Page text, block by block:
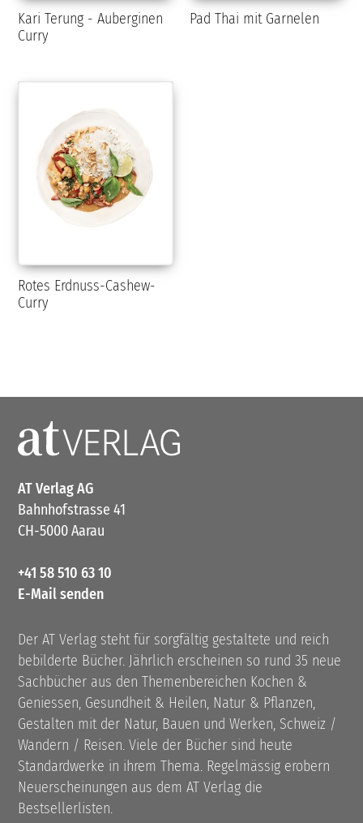
Kari Terung - Auberginen
Curry
Pad Thai mit Garnelen
Rotes Erdnuss-Cashew-
Curry
AT Verlag AG
Bahnhofstrasse 41
CH-5000 Aarau
+41 58 510 63 10
E-Mail senden
Der AT Verlag steht für sorgfältig gestaltete und reich
bebilderte Bücher. Jährlich erscheinen so rund 35 neue
Sachbücher aus den Themenbereichen Kochen &
Geniessen, Gesundheit & Heilen, Natur & Pflanzen,
Gestalten mit der Natur, Bauen und Werken, Schweiz /
Wandern / Reisen. Viele der Bücher sind heute
Standardwerke in ihrem Thema. Regelmässig erobern
Neuerscheinungen aus dem AT Verlag die
Bestsellerlisten.